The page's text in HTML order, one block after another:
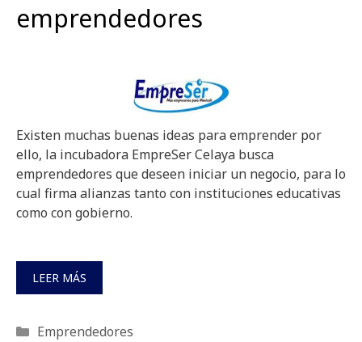
emprendedores
Existen muchas buenas ideas para emprender por
ello, la incubadora EmpreSer Celaya busca
emprendedores que deseen iniciar un negocio, para lo
cual firma alianzas tanto con instituciones educativas
como con gobierno.
LEER MÁS
Categorías
Emprendedores